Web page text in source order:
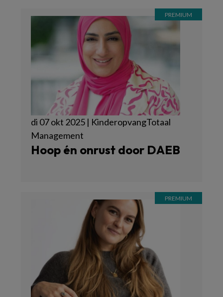
di 07 okt 2025 | KinderopvangTotaal
Management
Hoop én onrust door DAEB